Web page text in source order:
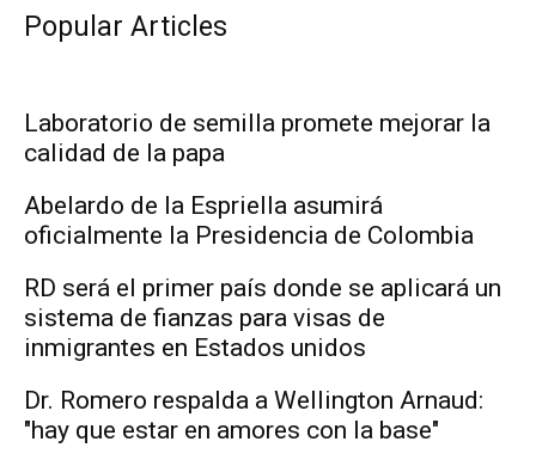
Popular Articles
Laboratorio de semilla promete mejorar la
calidad de la papa
Abelardo de la Espriella asumirá
oficialmente la Presidencia de Colombia
RD será el primer país donde se aplicará un
sistema de fianzas para visas de
inmigrantes en Estados unidos
Dr. Romero respalda a Wellington Arnaud:
"hay que estar en amores con la base"